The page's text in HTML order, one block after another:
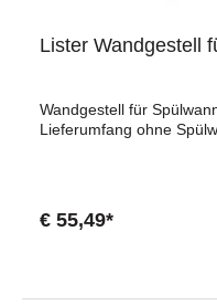
Lister Wandgestell
Wandgestell für
Lieferumfang ohne
€ 55,49*